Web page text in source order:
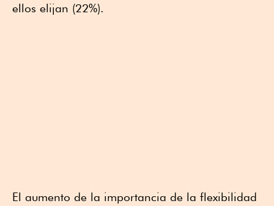
ellos elijan (22%).
El aumento de la importancia de la flexibilidad